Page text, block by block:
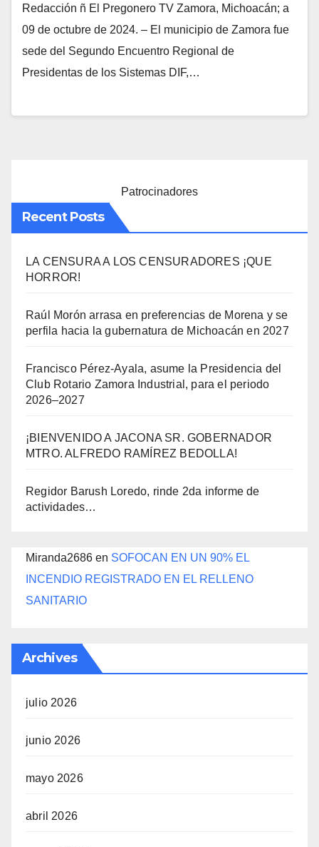
Redacción ñ El Pregonero TV Zamora, Michoacán; a
09 de octubre de 2024. – El municipio de Zamora fue
sede del Segundo Encuentro Regional de
Presidentas de los Sistemas DIF,…
Patrocinadores
Recent Posts
LA CENSURA A LOS CENSURADORES ¡QUE
HORROR!
Raúl Morón arrasa en preferencias de Morena y se
perfila hacia la gubernatura de Michoacán en 2027
Francisco Pérez-Ayala, asume la Presidencia del
Club Rotario Zamora Industrial, para el periodo
2026–2027
¡BIENVENIDO A JACONA SR. GOBERNADOR
MTRO. ALFREDO RAMÍREZ BEDOLLA!
Regidor Barush Loredo, rinde 2da informe de
actividades…
Miranda2686 en SOFOCAN EN UN 90% EL
INCENDIO REGISTRADO EN EL RELLENO
SANITARIO
Archives
julio 2026
junio 2026
mayo 2026
abril 2026